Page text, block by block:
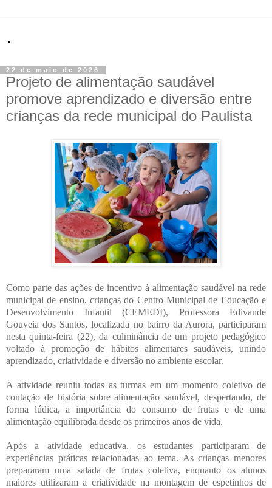
.
22 de maio de 2026
Projeto de alimentação saudável
promove aprendizado e diversão entre
crianças da rede municipal do Paulista
Como parte das ações de incentivo à alimentação saudável na rede
municipal de ensino, crianças do Centro Municipal de Educação e
Desenvolvimento Infantil (CEMEDI), Professora Edivande
Gouveia dos Santos, localizada no bairro da Aurora, participaram
nesta quinta-feira (22), da culminância de um projeto pedagógico
voltado à promoção de hábitos alimentares saudáveis, unindo
aprendizado, criatividade e diversão no ambiente escolar.
A atividade reuniu todas as turmas em um momento coletivo de
contação de história sobre alimentação saudável, despertando, de
forma lúdica, a importância do consumo de frutas e de uma
alimentação equilibrada desde os primeiros anos de vida.
Após a atividade educativa, os estudantes participaram de
experiências práticas relacionadas ao tema. As crianças menores
prepararam uma salada de frutas coletiva, enquanto os alunos
maiores utilizaram a criatividade na montagem de espetinhos de